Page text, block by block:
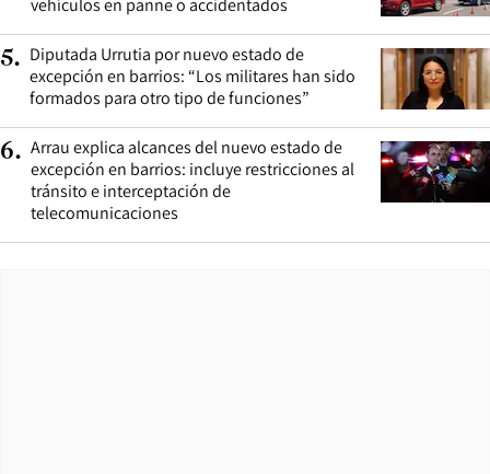
vehículos en panne o accidentados
5. Diputada Urrutia por nuevo estado de
excepción en barrios: “Los militares han sido
formados para otro tipo de funciones”
6. Arrau explica alcances del nuevo estado de
excepción en barrios: incluye restricciones al
tránsito e interceptación de
telecomunicaciones